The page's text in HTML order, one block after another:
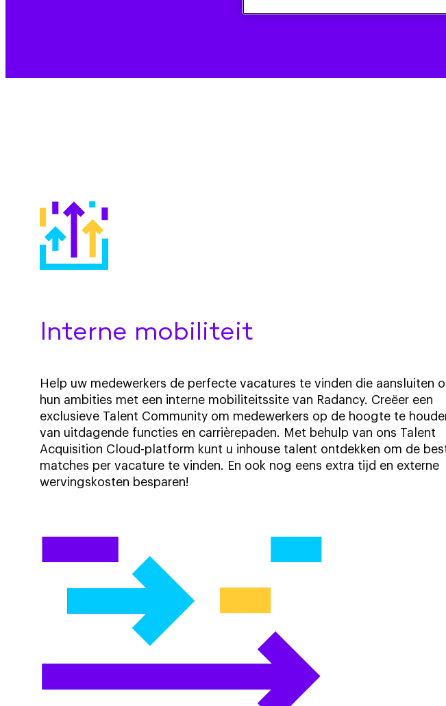
Interne mobiliteit
Help uw medewerkers de perfecte vacatures te vinden die aansluiten
hun ambities met een interne mobiliteitssite van Radancy. Creëer een
exclusieve Talent Community om medewerkers op de hoogte te
van uitdagende functies en carrièrepaden. Met behulp van ons Talent
Acquisition Cloud-platform kunt u inhouse talent ontdekken om de
matches per vacature te vinden. En ook nog eens extra tijd en externe
wervingskosten besparen!